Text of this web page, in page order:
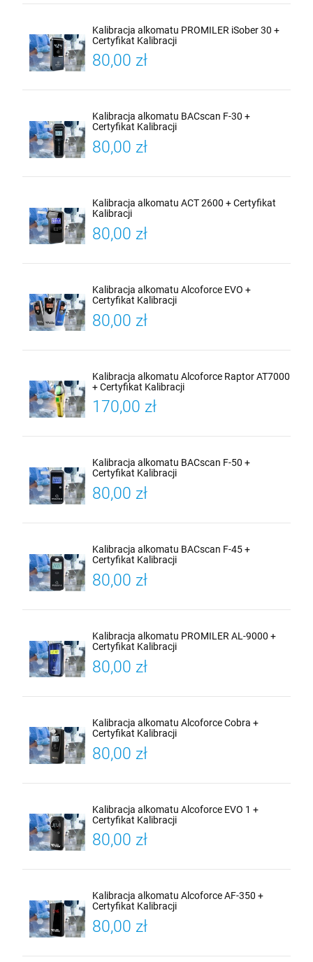
Kalibracja alkomatu PROMILER iSober 30 +
Certyfikat Kalibracji
80,00 zł
Kalibracja alkomatu BACscan F-30 +
Certyfikat Kalibracji
80,00 zł
Kalibracja alkomatu ACT 2600 + Certyfikat
Kalibracji
80,00 zł
Kalibracja alkomatu Alcoforce EVO +
Certyfikat Kalibracji
80,00 zł
Kalibracja alkomatu Alcoforce Raptor AT7000
+ Certyfikat Kalibracji
170,00 zł
Kalibracja alkomatu BACscan F-50 +
Certyfikat Kalibracji
80,00 zł
Kalibracja alkomatu BACscan F-45 +
Certyfikat Kalibracji
80,00 zł
Kalibracja alkomatu PROMILER AL-9000 +
Certyfikat Kalibracji
80,00 zł
Kalibracja alkomatu Alcoforce Cobra +
Certyfikat Kalibracji
80,00 zł
Kalibracja alkomatu Alcoforce EVO 1 +
Certyfikat Kalibracji
80,00 zł
Kalibracja alkomatu Alcoforce AF-350 +
Certyfikat Kalibracji
80,00 zł